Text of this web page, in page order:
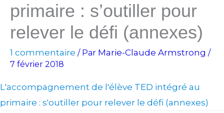
primaire : s’outiller pour
relever le défi (annexes)
1 commentaire / Par Marie-Claude Armstrong /
7 février 2018
L'accompagnement de l'élève TED intégré au
primaire : s'outiller pour relever le défi (annexes)